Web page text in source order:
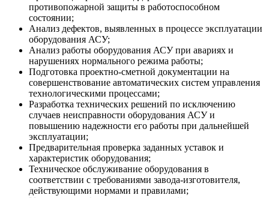
противопожарной защиты в работоспособном
состоянии;
Анализ дефектов, выявленных в процессе эксплуатации
оборудования АСУ;
Анализ работы оборудования АСУ при авариях и
нарушениях нормального режима работы;
Подготовка проектно-сметной документации на
совершенствование автоматических систем управления
технологическими процессами;
Разработка технических решений по исключению
случаев неисправности оборудования АСУ и
повышению надежности его работы при дальнейшей
эксплуатации;
Предварительная проверка заданных уставок и
характеристик оборудования;
Техническое обслуживание оборудования в
соответствии с требованиями завода-изготовителя,
действующими нормами и правилами;